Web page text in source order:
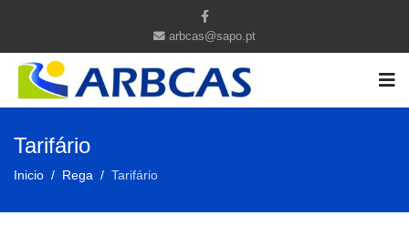
arbcas@sapo.pt
Tarifário
Inicio Rega Tarifário